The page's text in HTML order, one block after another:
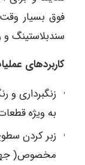
فوق بسیار
سندبلاستینگ
کاربردهای
زنگبرداری
به ویژه
زبر کردن
مخصوص( جهت